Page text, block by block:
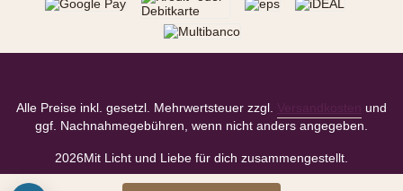
Alle Preise inkl. gesetzl. Mehrwertsteuer zzgl. Versandkosten
und
ggf. Nachnahmegebühren, wenn nicht anders angegeben.
2026Mit Licht und Liebe für dich zusammengestellt.